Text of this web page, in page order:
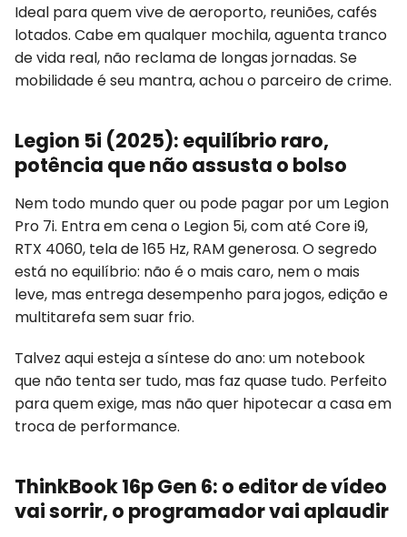
Ideal para quem vive de aeroporto, reuniões, cafés
lotados. Cabe em qualquer mochila, aguenta tranco
de vida real, não reclama de longas jornadas. Se
mobilidade é seu mantra, achou o parceiro de crime.
Legion 5i (2025): equilíbrio raro,
potência que não assusta o bolso
Nem todo mundo quer ou pode pagar por um Legion
Pro 7i. Entra em cena o Legion 5i, com até Core i9,
RTX 4060, tela de 165 Hz, RAM generosa. O segredo
está no equilíbrio: não é o mais caro, nem o mais
leve, mas entrega desempenho para jogos, edição e
multitarefa sem suar frio.
Talvez aqui esteja a síntese do ano: um notebook
que não tenta ser tudo, mas faz quase tudo. Perfeito
para quem exige, mas não quer hipotecar a casa em
troca de performance.
ThinkBook 16p Gen 6: o editor de vídeo
vai sorrir, o programador vai aplaudir